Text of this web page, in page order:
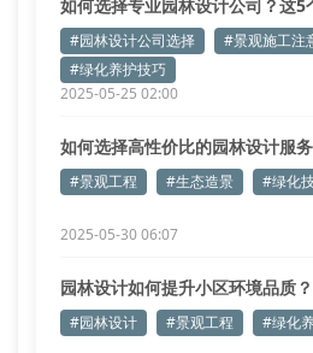
如何选择专业园林设计公司？这5
#园林设计公司选择
#景观施工注
#绿化养护技巧
2025-05-25 02:00
如何选择高性价比的园林设计服
要点
#景观工程 #生态造景 #绿化
2025-05-30 06:07
园林设计如何提升小区环境品质
#园林设计 #景观工程 #绿化